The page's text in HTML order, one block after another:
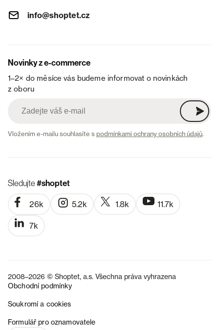
info@shoptet.cz
Novinky z e-commerce
1–2× do měsíce vás budeme informovat o novinkách
z oboru
Vložením e-mailu souhlasíte spodmínkami ochrany osobních údajů.
Sledujte#shoptet
26k 5.2k 1.8k 11.7k
7k
2008–2026 © Shoptet, a.s. Všechna práva vyhrazena
Obchodní podmínky
Soukromí a cookies
Formulář pro oznamovatele